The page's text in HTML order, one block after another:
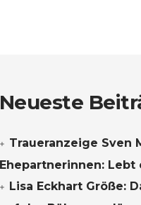
Neueste
Traueranzeige Sven
Ehepartnerinnen: Lebt
Lisa Eckhart Größe: